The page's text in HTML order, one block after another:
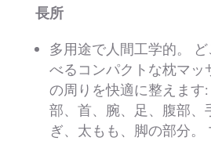
長所
多用途で人間工学的。
べるコンパクトな枕マッ
の周りを快適に整えます
部、首、腕、足、腹部、
ぎ、太もも、脚の部分。